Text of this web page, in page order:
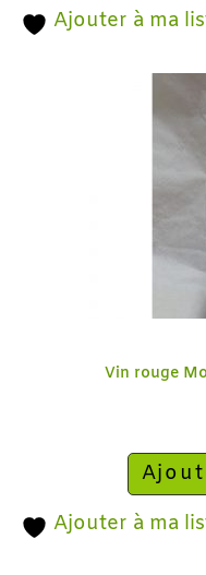
Ajouter à ma
Vin rouge
Ajouter à ma